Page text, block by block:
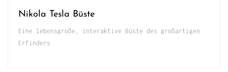
Nikola Tesla Büste
Eine lebensgroße, interaktive Büste des großartigen
Erfinders